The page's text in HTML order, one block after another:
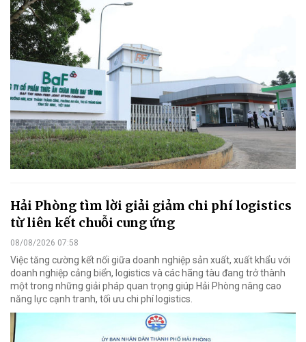
Hải Phòng tìm lời giải giảm chi phí logistics
từ liên kết chuỗi cung ứng
08/08/2026 07:58
Việc tăng cường kết nối giữa doanh nghiệp sản xuất, xuất khẩu với
doanh nghiệp cảng biển, logistics và các hãng tàu đang trở thành
một trong những giải pháp quan trọng giúp Hải Phòng nâng cao
năng lực cạnh tranh, tối ưu chi phí logistics.